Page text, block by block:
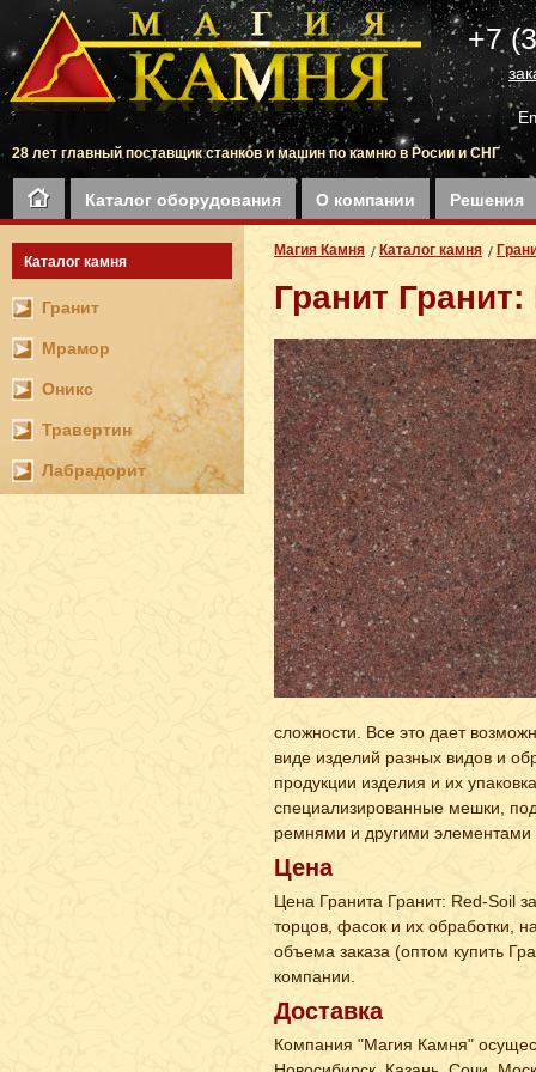
+7
28 лет главный поставщик станков и машин по камню в Росии и СНГ
Каталог оборудования О компании Решения
Каталог камня
Гранит
Мрамор
Оникс
Травертин
Лабрадорит
Магия Камня Каталог камня
Гранит
сложности. Все это дает
виде изделий разных видов и
продукции изделия и их
специализированные мешки,
ремнями и другими элементами
Цена
Цена Гранита Гранит: Red-Soil
торцов, фасок и их обработки,
объема заказа (оптом купить
компании.
Доставка
Компания "Магия Камня"